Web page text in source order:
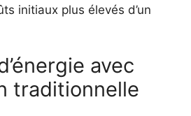
initiaux plus élevés d’un
avec
traditionnelle